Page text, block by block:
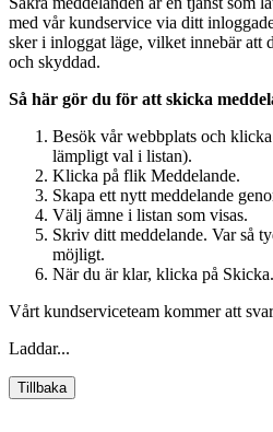
med vår kundservice via ditt
sker i inloggat läge, vilket innebär att
och skyddad.
Så här gör du för att skicka
Besök vår webbplats och
lämpligt val i listan).
Klicka på flik Meddelande.
Skapa ett nytt meddelande
Välj ämne i listan som visas.
Skriv ditt meddelande. Var så
möjligt.
När du är klar, klicka på Skicka.
Vårt kundserviceteam kommer att
Laddar...
Tillbaka